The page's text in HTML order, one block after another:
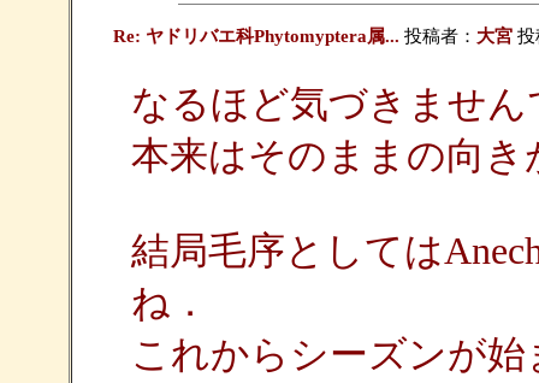
Re: ヤドリバエ科Phytomyptera属... 投稿者： 大宮 投
なるほど気づきません
本来はそのままの向
結局毛序としては
ね．
これからシーズンが